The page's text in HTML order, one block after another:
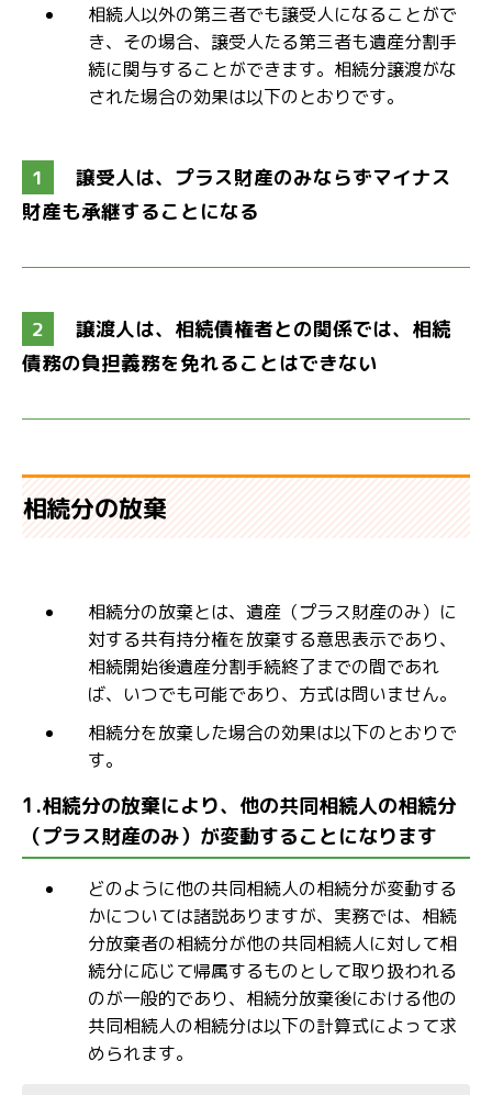
相続人以外の第三者でも譲受人になることがで
き、その場合、譲受人たる第三者も遺産分割手
続に関与することができます。相続分譲渡がな
された場合の効果は以下のとおりです。
1
譲受人は、プラス財産のみならずマイナス
財産も承継することになる
2
譲渡人は、相続債権者との関係では、相続
債務の負担義務を免れることはできない
相続分の放棄
相続分の放棄とは、遺産（プラス財産のみ）に
対する共有持分権を放棄する意思表示であり、
相続開始後遺産分割手続終了までの間であれ
ば、いつでも可能であり、方式は問いません。
相続分を放棄した場合の効果は以下のとおりで
す。
1.相続分の放棄により、他の共同相続人の相続分
（プラス財産のみ）が変動することになります
どのように他の共同相続人の相続分が変動する
かについては諸説ありますが、実務では、相続
分放棄者の相続分が他の共同相続人に対して相
続分に応じて帰属するものとして取り扱われる
のが一般的であり、相続分放棄後における他の
共同相続人の相続分は以下の計算式によって求
められます。